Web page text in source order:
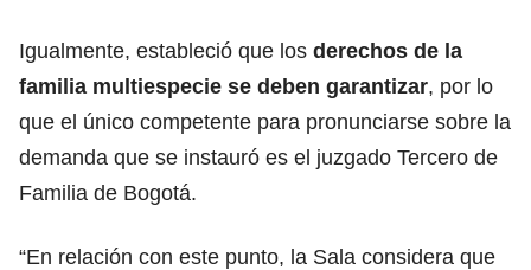
Igualmente, estableció que los derechos de la
familia multiespecie se deben garantizar, por lo
que el único competente para pronunciarse sobre la
demanda que se instauró es el juzgado Tercero de
Familia de Bogotá.
“En relación con este punto, la Sala considera que